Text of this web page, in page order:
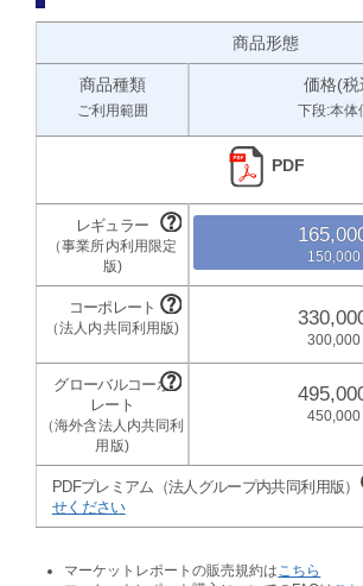
商品形態
商品種類
ご利用範囲
価格(税
下段:本体
PDF
150,000
300,000
450,000
PDFプレミアム（法人グループ内共同利用版）
せください
マーケットレポートの販売規約は こちら